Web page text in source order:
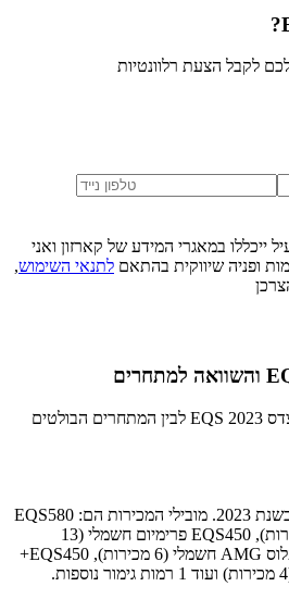
?
לקבל הצעת רלוונטיות
ייכללו במאגרי המידע של קארזון ואני
ופניה שיווקית בהתאם לתנאי השימוש,
השוואת רמות הגימור של מרצדס EQS 2023 לבין המתחרים הבולטים
52 רכבי מרצדס EQS נמכרו בשנת 2023. מובילי המכירות הם: EQS580
פלטינום פלוס חשמלי (26 מכירות), EQS450 פרימיום חשמלי (13
מכירות), EQS580 פלטינום פלוס AMG חשמלי (6 מכירות), EQS450+